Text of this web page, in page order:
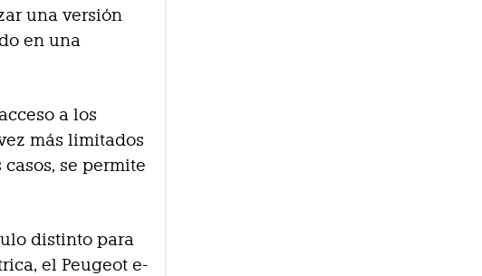
una versión
en una
a los
más limitados
se permite
distinto para
el Peugeot e-